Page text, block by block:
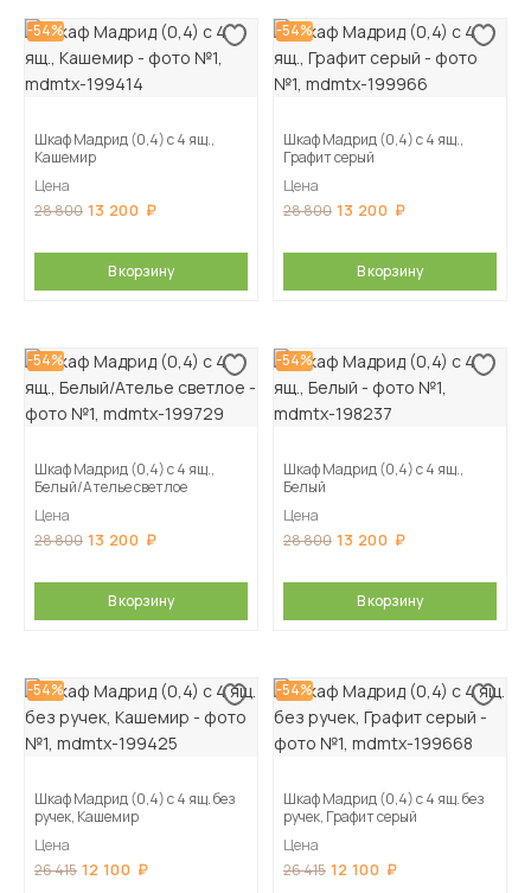
-54%
Шкаф Мадрид (0,4) с 4 ящ.,
Кашемир
Цена
28 800 13 200
В корзину
-54%
Шкаф Мадрид (0,4) с 4 ящ.,
Графит серый
Цена
28 800 13 200
В корзину
-54%
Шкаф Мадрид (0,4) с 4 ящ.,
Белый/Ателье светлое
Цена
28 800 13 200
В корзину
-54%
Шкаф Мадрид (0,4) с 4 ящ.,
Белый
Цена
28 800 13 200
В корзину
-54%
Шкаф Мадрид (0,4) с 4 ящ. без
ручек, Кашемир
Цена
26 415 12 100
-54%
Шкаф Мадрид (0,4) с 4 ящ. без
ручек, Графит серый
Цена
26 415 12 100